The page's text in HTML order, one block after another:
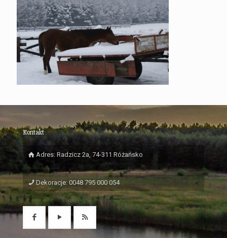
Kontakt
Adres: Radzicz 2a, 74-311 Różańsko
Dekoracje: 0048 795 000 054